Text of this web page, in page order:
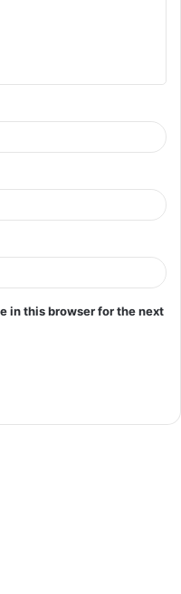
in this browser for the next